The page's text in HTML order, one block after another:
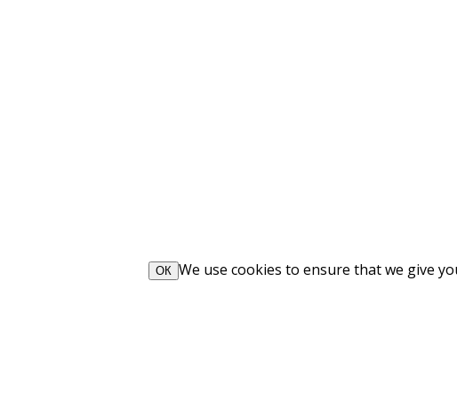
We use cookies to ensure that we give
ОК